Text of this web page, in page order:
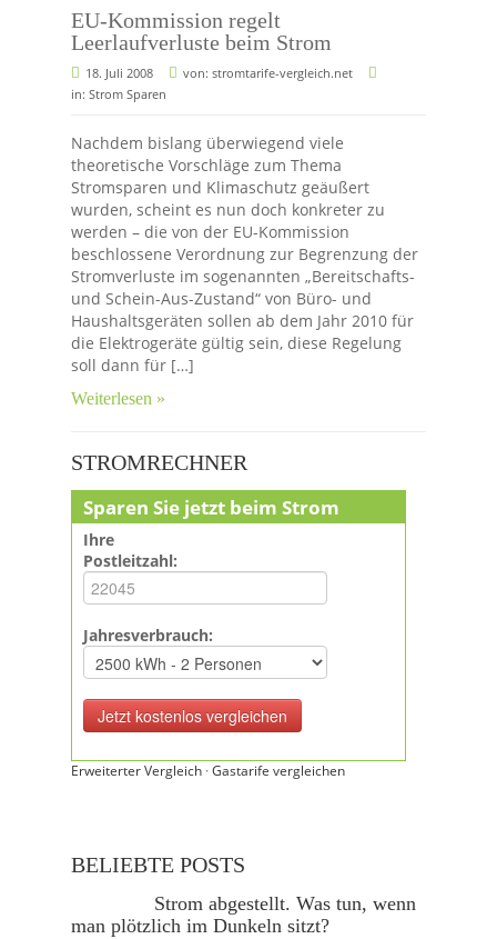
EU-Kommission regelt
Leerlaufverluste beim Strom
18. Juli 2008 von: stromtarife-vergleich.net
in: Strom Sparen
Nachdem bislang überwiegend viele
theoretische Vorschläge zum Thema
Stromsparen und Klimaschutz geäußert
wurden, scheint es nun doch konkreter zu
werden – die von der EU-Kommission
beschlossene Verordnung zur Begrenzung der
Stromverluste im sogenannten „Bereitschafts-
und Schein-Aus-Zustand“ von Büro- und
Haushaltsgeräten sollen ab dem Jahr 2010 für
die Elektrogeräte gültig sein, diese Regelung
soll dann für […]
Weiterlesen »
STROMRECHNER
Sparen Sie jetzt beim Strom
Ihre
Postleitzahl:
Jahresverbrauch:
Erweiterter Vergleich ·Gastarife vergleichen
BELIEBTE POSTS
Strom abgestellt. Was tun, wenn
man plötzlich im Dunkeln sitzt?